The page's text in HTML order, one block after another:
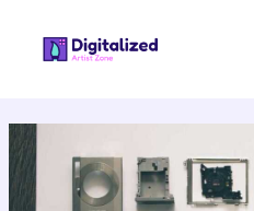
content
navigation